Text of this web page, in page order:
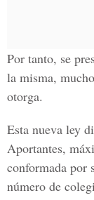
Por tanto, se
la misma,
otorga.
Esta nueva ley
Aportantes,
conformada por
número de